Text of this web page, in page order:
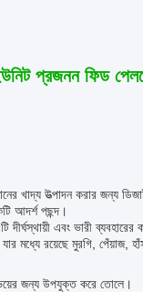
প্রজনন ফিড
খাদ্য উত্পাদন করার জন্য
আদর্শ পছন্দ।
এবং ভারী
মধ্যে রয়েছে মুরগি, পেঁয়াজ,
জন্য উপযুক্ত করে তোলে।